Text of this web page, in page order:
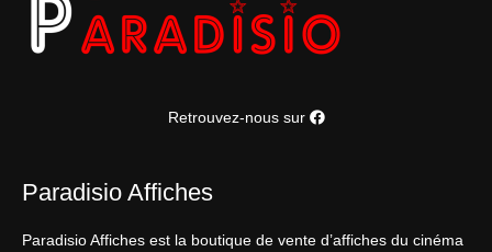
Retrouvez-nous sur
Paradisio Affiches
Paradisio Affiches est la boutique de vente d’affiches du cinéma